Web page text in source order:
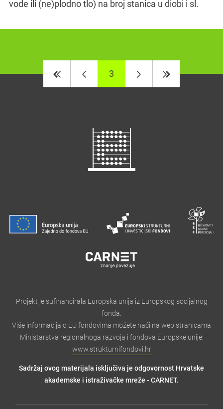
vode ili (ne)plodno tlo) na broj stanica u diobi i sl.
3
Projekt je sufinancirala Europska unija iz Europskog socijalnog
fonda.
Više informacija o EU fondovima možete naći na web stranicama
Ministarstva regionalnoga razvoja i fondova Europske unije:
www.strukturnifondovi.hr
Sadržaj ovog materijala isključiva je odgovornost Hrvatske
akademske i istraživačke mreže - CARNET.